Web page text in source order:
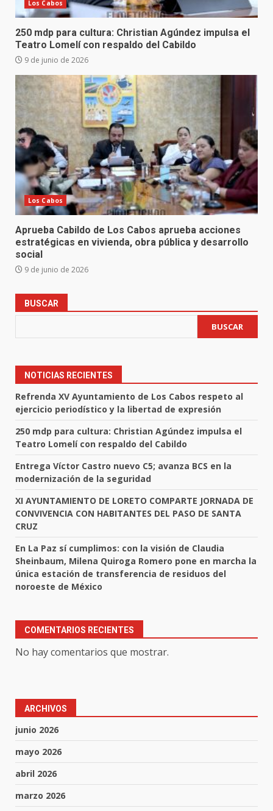
Los Cabos
250 mdp para cultura: Christian Agúndez impulsa el
Teatro Lomelí con respaldo del Cabildo
9 de junio de 2026
Los Cabos
Aprueba Cabildo de Los Cabos aprueba acciones
estratégicas en vivienda, obra pública y desarrollo
social
9 de junio de 2026
BUSCAR
BUSCAR
NOTICIAS RECIENTES
Refrenda XV Ayuntamiento de Los Cabos respeto al
ejercicio periodístico y la libertad de expresión
250 mdp para cultura: Christian Agúndez impulsa el
Teatro Lomelí con respaldo del Cabildo
Entrega Víctor Castro nuevo C5; avanza BCS en la
modernización de la seguridad
XI AYUNTAMIENTO DE LORETO COMPARTE JORNADA DE
CONVIVENCIA CON HABITANTES DEL PASO DE SANTA
CRUZ
En La Paz sí cumplimos: con la visión de Claudia
Sheinbaum, Milena Quiroga Romero pone en marcha la
única estación de transferencia de residuos del
noroeste de México
COMENTARIOS RECIENTES
No hay comentarios que mostrar.
ARCHIVOS
junio 2026
mayo 2026
abril 2026
marzo 2026